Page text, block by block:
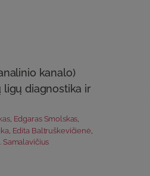
kanalo)
ligų diagnostika ir
, Edgaras Smolskas,
Edita Baltruškevičienė
Samalavičius